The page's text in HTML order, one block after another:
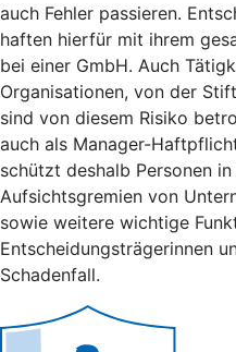
auch Fehler passieren.
haften hierfür mit ihrem
bei einer GmbH. Auch
Organisationen, von der
sind von diesem Risiko
auch als Manager-
schützt deshalb Personen
Aufsichtsgremien von
sowie weitere wichtige
Entscheidungsträgerinnen
Schadenfall.